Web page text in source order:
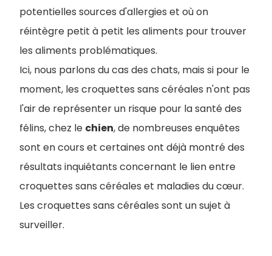
potentielles sources d'allergies et où on
réintègre petit à petit les aliments pour trouver
les aliments problématiques.
Ici, nous parlons du cas des chats, mais si pour le
moment, les croquettes sans céréales n'ont pas
l'air de représenter un risque pour la santé des
félins, chez le chien, de nombreuses enquêtes
sont en cours et certaines ont déjà montré des
résultats inquiétants concernant le lien entre
croquettes sans céréales et maladies du cœur.
Les croquettes sans céréales sont un sujet à
surveiller.